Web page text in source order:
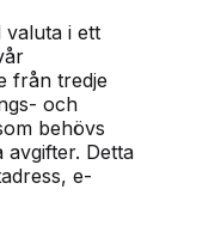
i ett
från tredje
och
behövs
Detta
e-